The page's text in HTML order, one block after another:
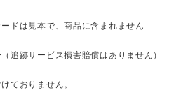
ドは見本で、商品に含まれません
追跡サービス損害賠償はありません）
ておりません。